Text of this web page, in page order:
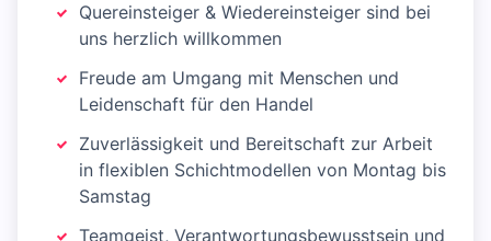
Quereinsteiger & Wiedereinsteiger sind bei
uns herzlich willkommen
Freude am Umgang mit Menschen und
Leidenschaft für den Handel
Zuverlässigkeit und Bereitschaft zur Arbeit
in flexiblen Schichtmodellen von Montag bis
Samstag
Teamgeist, Verantwortungsbewusstsein und